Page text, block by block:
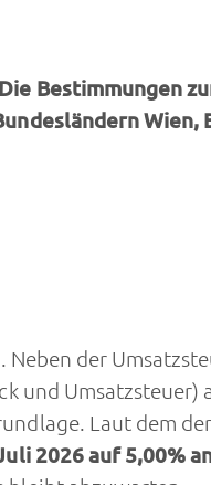
Bestimmungen
Wien,
der
und Umsatzsteuer)
Laut dem
2026 auf 5,00%